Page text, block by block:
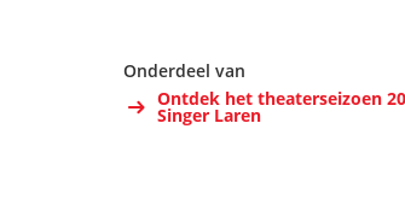
Onderdeel van
Ontdek het theaterseizoen
Singer Laren